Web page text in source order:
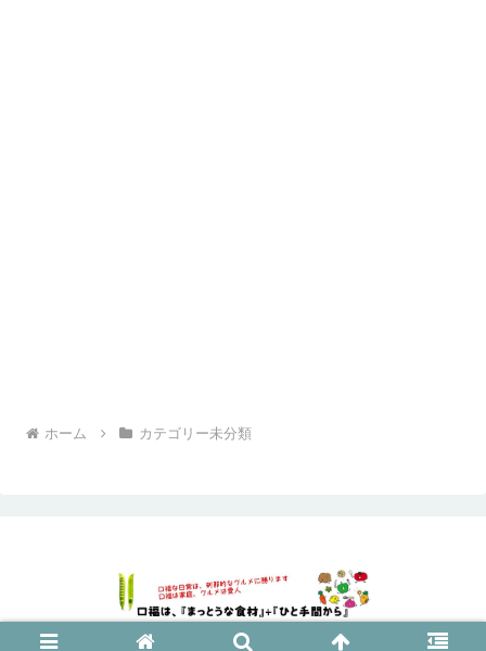
ホーム カテゴリー未分類
© 2019 口福は、まっとうな食材プラスひと手間から.